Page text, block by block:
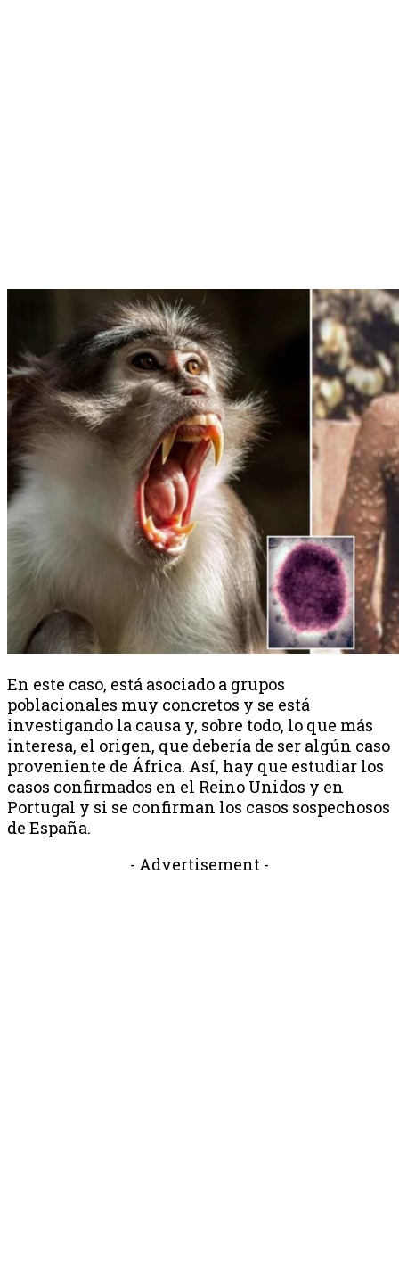
En este caso, está asociado a grupos
poblacionales muy concretos y se está
investigando la causa y, sobre todo, lo que más
interesa, el origen, que debería de ser algún caso
proveniente de África. Así, hay que estudiar los
casos confirmados en el Reino Unidos y en
Portugal y si se confirman los casos sospechosos
de España.
- Advertisement -